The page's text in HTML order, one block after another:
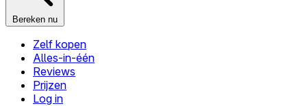
Bereken nu
Zelf kopen
Alles-in-één
Reviews
Prijzen
Log in